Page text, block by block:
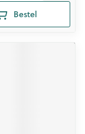
Bestel